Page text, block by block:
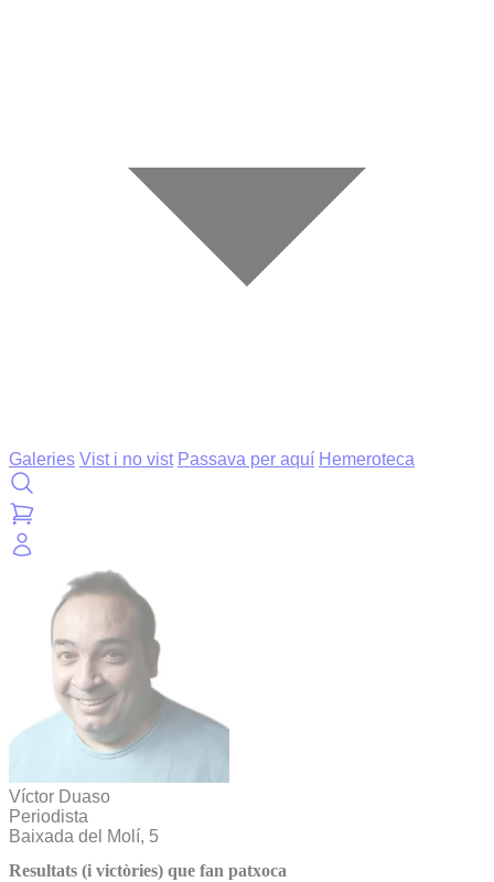
Galeries Vist i no vist Passava per aquí Hemeroteca
Víctor Duaso
Periodista
Baixada del Molí, 5
Resultats (i victòries) que fan patxoca